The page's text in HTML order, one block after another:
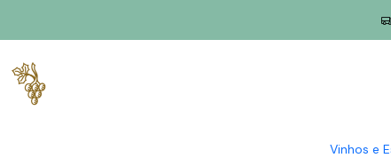
Vinhos e
Conceito Porto